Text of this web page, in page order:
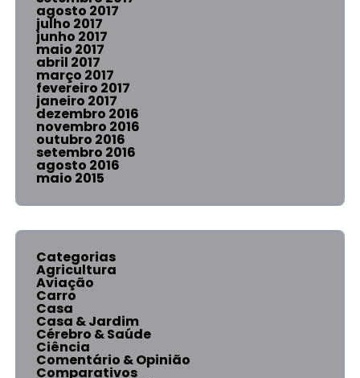
agosto 2017
julho 2017
junho 2017
maio 2017
abril 2017
março 2017
fevereiro 2017
janeiro 2017
dezembro 2016
novembro 2016
outubro 2016
setembro 2016
agosto 2016
maio 2015
Categorias
Agricultura
Aviação
Carro
Casa
Casa & Jardim
Cérebro & Saúde
Ciência
Comentário & Opinião
Comparativos